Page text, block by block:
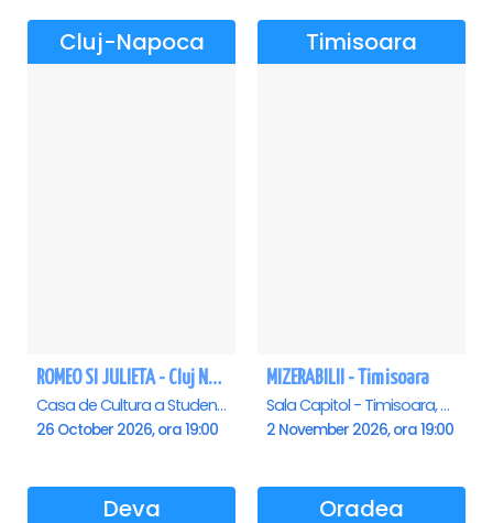
Cluj-Napoca
ROMEO SI JULIETA - Cluj Napoca
Casa de Cultura a Studentilor Dumitru Farcas, Cluj-Napoca
26 October 2026, ora 19:00
Timisoara
MIZERABILII - Timisoara
Sala Capitol - Timisoara, Timisoara
2 November 2026, ora 19:00
Deva Oradea